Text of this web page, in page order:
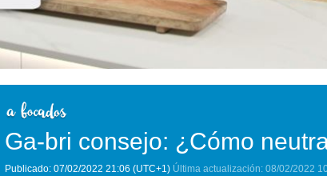
Ga-bri consejo: ¿Cómo
Publicado: 07/02/2022 21:06 (UTC+1) Última actualización: 08/02/2022